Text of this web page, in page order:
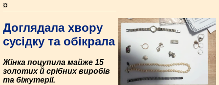
¤
Доглядала хвору
сусідку та обікрала
Жінка поцупила майже 15
золотих й срібних виробів
та біжутерії.